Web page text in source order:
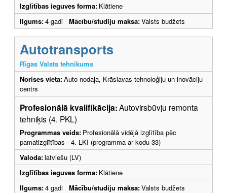
Izglītības ieguves forma: Klātiene
Ilgums:4 gadi Mācību/studiju maksa:Valsts budžets
Autotransports
Rīgas Valsts tehnikums
Norises vieta:Auto nodaļa, Krāslavas tehnoloģiju un inovāciju
centrs
Profesionālā kvalifikācija:Autovirsbūvju remonta
tehniķis (4. PKL)
Programmas veids: Profesionālā vidējā izglītība pēc
pamatizglītības - 4. LKI (programma ar kodu 33)
Valoda:latviešu (LV)
Izglītības ieguves forma: Klātiene
Ilgums:4 gadi Mācību/studiju maksa:Valsts budžets